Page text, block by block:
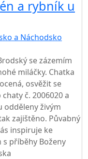
a rybník u
a Náchodsko
se zázemím
miláčky. Chatka
osvěžit se
č. 2006020 a
odděleny živým
zajištěno. Půvabný
inspiruje ke
příběhy Boženy